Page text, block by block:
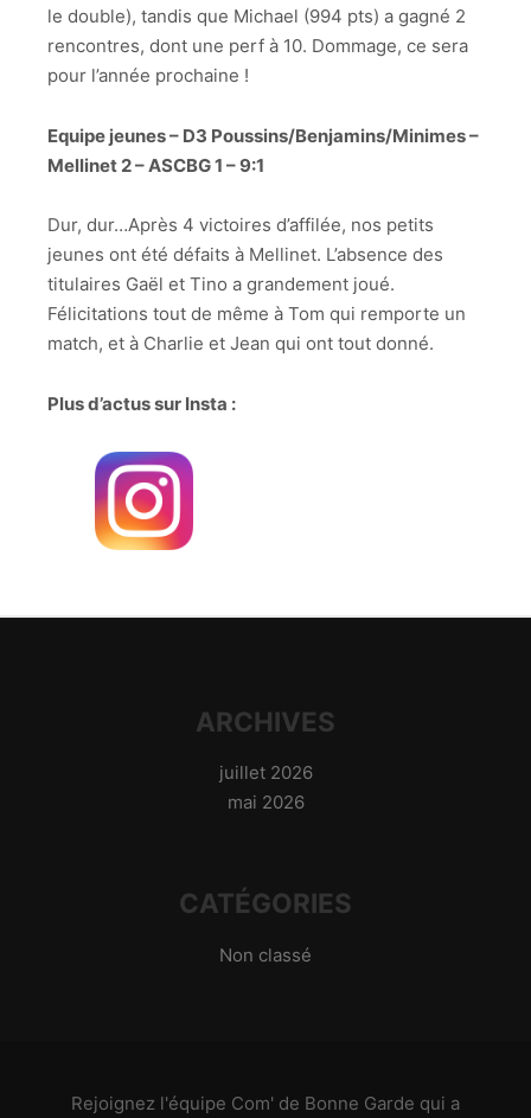
le double), tandis que Michael (994 pts) a gagné 2
rencontres, dont une perf à 10. Dommage, ce sera
pour l’année prochaine !
Equipe jeunes – D3 Poussins/Benjamins/Minimes –
Mellinet 2 –ASCBG 1 –9:1
Dur, dur…Après 4 victoires d’affilée, nos petits
jeunes ont été défaits à Mellinet. L’absence des
titulaires Gaël et Tino a grandement joué.
Félicitations tout de même à Tom qui remporte un
match, et à Charlie et Jean qui ont tout donné.
Plus d’actus sur Insta :
ARCHIVES
juillet 2026
mai 2026
CATÉGORIES
Non classé
Rejoignez l'équipe Com' de Bonne Garde qui a